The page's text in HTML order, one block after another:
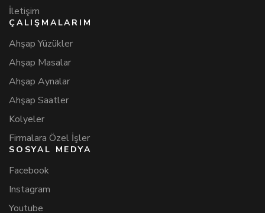
İletişim
ÇALIŞMALARIM
Ahşap Yüzükler
Ahşap Masalar
Ahşap Aynalar
Ahşap Saatler
Kolyeler
Firmalara Özel İşler
SOSYAL MEDYA
Facebook
Instagram
Youtube